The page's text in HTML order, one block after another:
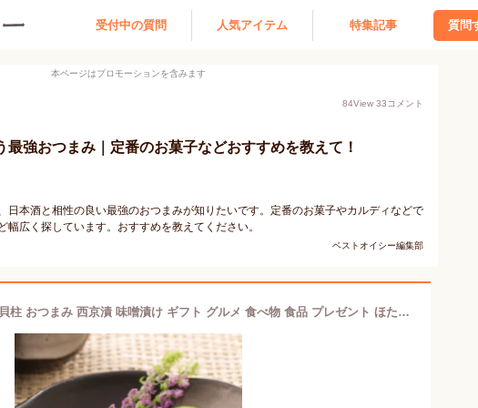
受付中の質問 人気アイテム 特集記事 質問
本ページはプロモーションを含みます
84View 33コメント
最強おつまみ｜定番のお菓子などおすすめを教えて！
日本酒と相性の良い最強のおつまみが知りたいです。定番のお菓子やカルディなどで
幅広く探しています。おすすめを教えてください。
ベストオイシー編集部
北海道産 ホタテ西京漬け貝柱 おつまみ 西京漬 味噌漬け ギフト グルメ 食べ物 食品 プレゼント ほたて 帆立 お取り寄せ おすすめ 内祝 お返し お礼 お祝 おかず おつまみ 【※ご注文内容・点数により、まとめて梱包の場合あり】